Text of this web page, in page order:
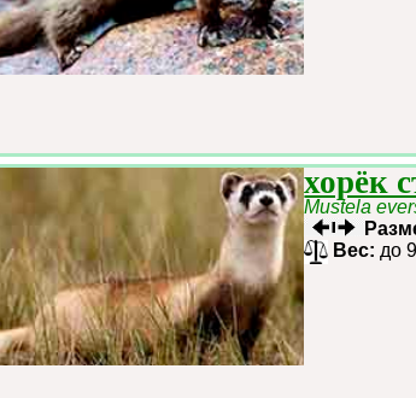
хорёк
Mustela
Вес: до